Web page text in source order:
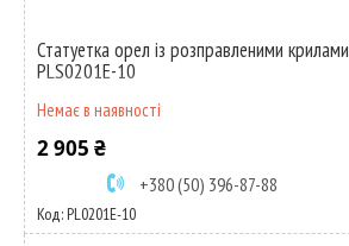
Статуетка орел із розправленими крилами
PLS0201E-10
Немає в наявності
2 905 ₴
+380 (50) 396-87-88
PL0201E-10